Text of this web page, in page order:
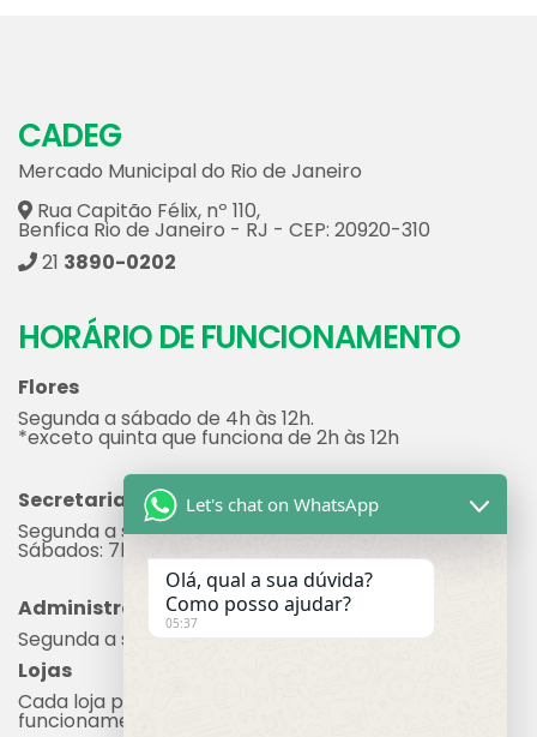
CADEG
Mercado Municipal do Rio de Janeiro
Rua Capitão Félix, nº 110,
Benfica Rio de Janeiro - RJ - CEP: 20920-310
21 3890-0202
HORÁRIO DE FUNCIONAMENTO
Flores
Segunda a sábado de 4h às 12h.
*exceto quinta que funciona de 2h às 12h
Secretaria
Segunda a sexta: 7h às 17h
Sábados: 7h às 12h
Administração
Segunda a sexta: 8h às 17h
Lojas
Cada loja possui seu próprio horário de
funcionamento.
Let's chat on WhatsApp
Olá, qual a sua dúvida?
Como posso ajudar?
05:37